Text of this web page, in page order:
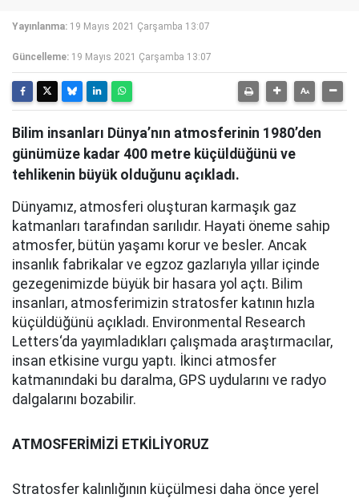
Yayınlanma: 19 Mayıs 2021 Çarşamba 13:07
Güncelleme: 19 Mayıs 2021 Çarşamba 13:07
Bilim insanları Dünya’nın atmosferinin 1980’den
günümüze kadar 400 metre küçüldüğünü ve
tehlikenin büyük olduğunu açıkladı.
Dünyamız, atmosferi oluşturan karmaşık gaz
katmanları tarafından sarılıdır. Hayati öneme sahip
atmosfer, bütün yaşamı korur ve besler. Ancak
insanlık fabrikalar ve egzoz gazlarıyla yıllar içinde
gezegenimizde büyük bir hasara yol açtı. Bilim
insanları, atmosferimizin stratosfer katının hızla
küçüldüğünü açıkladı. Environmental Research
Letters‘da yayımladıkları çalışmada araştırmacılar,
insan etkisine vurgu yaptı. İkinci atmosfer
katmanındaki bu daralma, GPS uydularını ve radyo
dalgalarını bozabilir.
ATMOSFERİMİZİ ETKİLİYORUZ
Stratosfer kalınlığının küçülmesi daha önce yerel